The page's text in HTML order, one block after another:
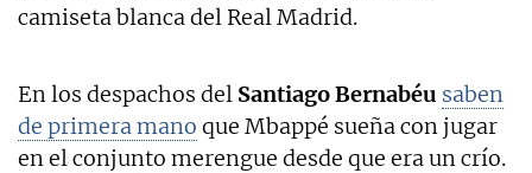
camiseta blanca del Real Madrid.
En los despachos del Santiago Bernabéu saben
de primera mano que Mbappé sueña con jugar
en el conjunto merengue desde que era un crío.